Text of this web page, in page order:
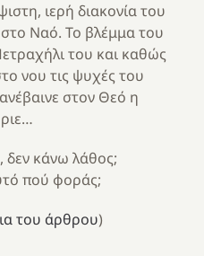
ιερή διακονία του
Ναό. Το βλέμμα του
του και καθώς
νου τις ψυχές του
στον Θεό η
δεν κάνω λάθος;
πού φοράς;
του άρθρου)